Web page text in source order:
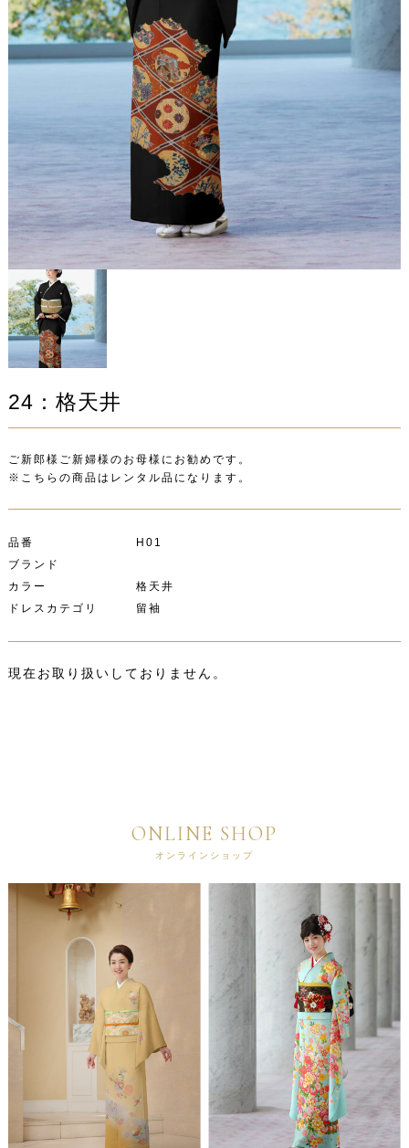
24：格天井
ご新郎様ご新婦様のお母様にお勧めです。
※こちらの商品はレンタル品になります。
品番 H01
ブランド
カラー 格天井
ドレスカテゴリ 留袖
現在お取り扱いしておりません。
ONLINE SHOP
オンラインショップ